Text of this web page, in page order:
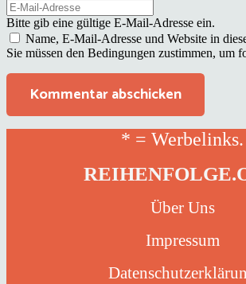
Bitte gib eine gültige E-Mail-Adresse ein.
Name, E-Mail-Adresse und Website in
Sie müssen den Bedingungen zustimmen, um
Kommentar abschicken
* = Werbelinks.
Über Uns
Impressum